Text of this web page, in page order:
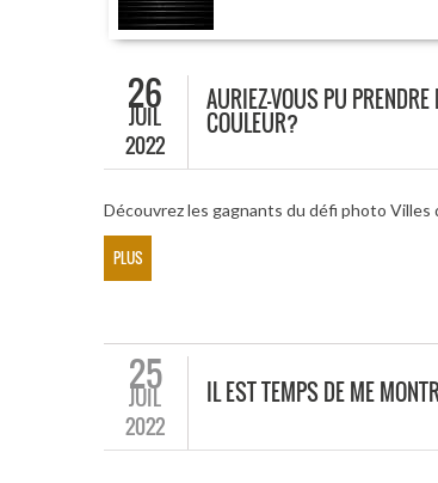
26
JUIL
2022
AURIEZ-VOUS PU
COULEUR?
Découvrez les gagnants du défi photo Villes
PLUS
25
JUIL
2022
IL EST TEMPS DE ME